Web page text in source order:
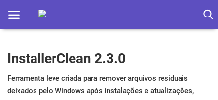
Home
Apps
InstallerClean 2.3.0
Ferramenta leve criada para remover arquivos residuais
deixados pelo Windows após instalações e atualizações,